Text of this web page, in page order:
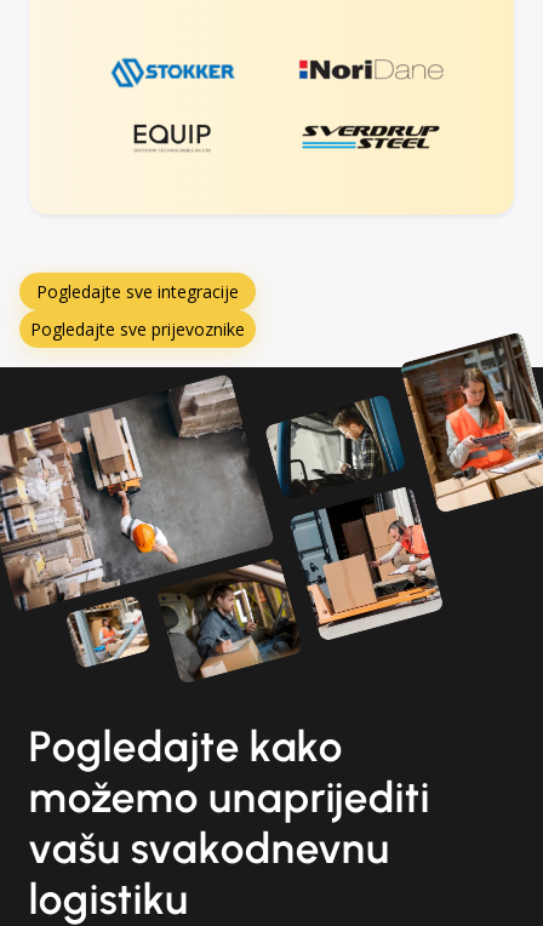
Pogledajte sve integracije
Pogledajte sve prijevoznike
Pogledajte kako
možemo unaprijediti
vašu svakodnevnu
logistiku